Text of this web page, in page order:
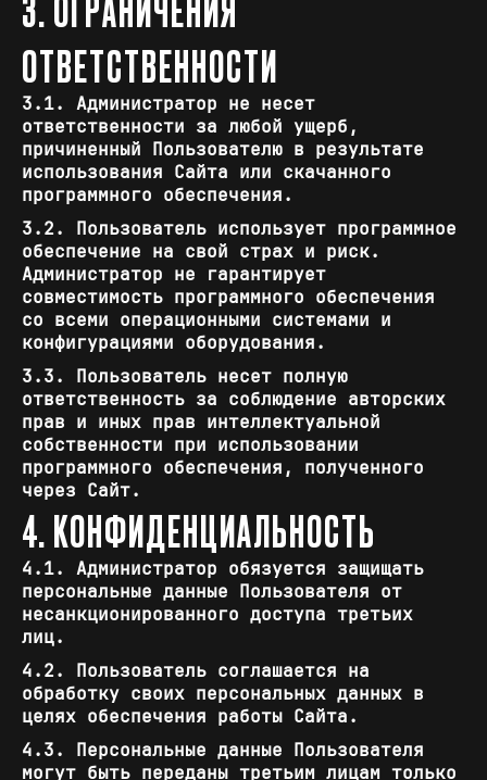
ОТВЕТСТВЕННОСТИ
3.1. Администратор не несет
ответственности за любой ущерб,
причиненный Пользователю в результате
использования Сайта или скачанного
программного обеспечения.
3.2. Пользователь использует программное
обеспечение на свой страх и риск.
Администратор не гарантирует
совместимость программного обеспечения
со всеми операционными системами и
конфигурациями оборудования.
3.3. Пользователь несет полную
ответственность за соблюдение авторских
прав и иных прав интеллектуальной
собственности при использовании
программного обеспечения, полученного
через Сайт.
4. КОНФИДЕНЦИАЛЬНОСТЬ
4.1. Администратор обязуется защищать
персональные данные Пользователя от
несанкционированного доступа третьих
лиц.
4.2. Пользователь соглашается на
обработку своих персональных данных в
целях обеспечения работы Сайта.
4.3. Персональные данные Пользователя
могут быть переданы третьим лицам только